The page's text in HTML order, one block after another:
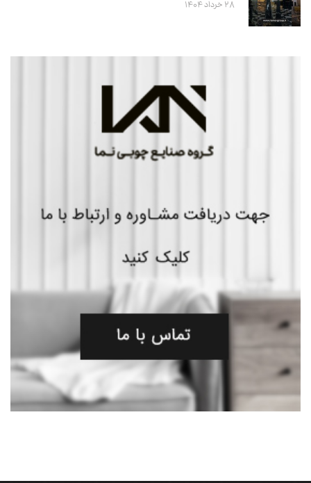
۲۸ خرداد ۱۴۰۴